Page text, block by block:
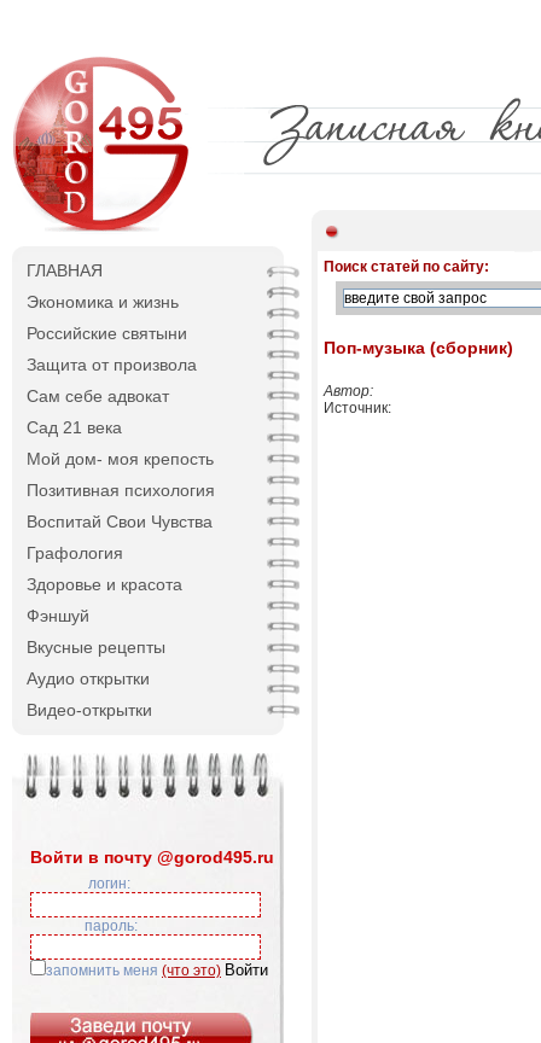
ГЛАВНАЯ
Экономика и жизнь
Российские святыни
Защита от произвола
Сам себе адвокат
Сад 21 века
Мой дом- моя крепость
Позитивная психология
Воспитай Свои Чувства
Графология
Здоровье и красота
Фэншуй
Вкусные рецепты
Аудио открытки
Видео-открытки
Войти в почту @gorod495.ru
логин:
пароль:
запомнить меня (что это)
Поиск статей по сайту:
Поп-музыка (сборник)
Автор:
Источник: